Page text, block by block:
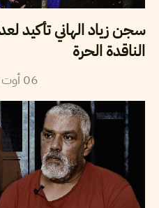
سجن زياد الهاني تأكيد
الناقدة الحرة
06 أوت